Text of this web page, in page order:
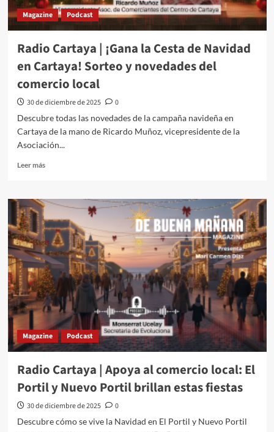
Magazine Podcast
Radio Cartaya | ¡Gana la Cesta de Navidad
en Cartaya! Sorteo y novedades del
comercio local
30 de diciembre de 2025
0
Descubre todas las novedades de la campaña navideña en
Cartaya de la mano de Ricardo Muñoz, vicepresidente de la
Asociación...
Leer más
Magazine Podcast
Radio Cartaya | Apoya al comercio local: El
Portil y Nuevo Portil brillan estas fiestas
30 de diciembre de 2025
0
Descubre cómo se vive la Navidad en El Portil y Nuevo Portil